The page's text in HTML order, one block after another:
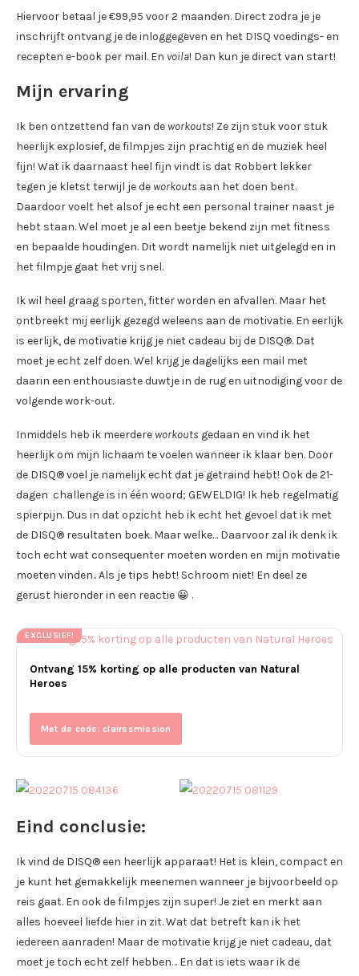
Hiervoor betaal je €99,95 voor 2 maanden. Direct zodra je je
inschrijft ontvang je de inloggegeven en het DISQ voedings- en
recepten e-book per mail. En voila! Dan kun je direct van start!
Mijn ervaring
Ik ben ontzettend fan van de workouts! Ze zijn stuk voor stuk
heerlijk explosief, de filmpjes zijn prachtig en de muziek heel
fijn! Wat ik daarnaast heel fijn vindt is dat Robbert lekker
tegen je kletst terwijl je de workouts aan het doen bent.
Daardoor voelt het alsof je echt een personal trainer naast je
hebt staan. Wel moet je al een beetje bekend zijn met fitness
en bepaalde houdingen. Dit wordt namelijk niet uitgelegd en in
het filmpje gaat het vrij snel.
Ik wil heel graag sporten, fitter worden en afvallen. Maar het
ontbreekt mij eerlijk gezegd weleens aan de motivatie. En eerlijk
is eerlijk, de motivatie krijg je niet cadeau bij de DISQ®. Dat
moet je echt zelf doen. Wel krijg je dagelijks een mail met
daarin een enthousiaste duwtje in de rug en uitnodiging voor de
volgende work-out.
Inmiddels heb ik meerdere workouts gedaan en vind ik het
heerlijk om mijn lichaam te voelen wanneer ik klaar ben. Door
de DISQ® voel je namelijk echt dat je getraind hebt! Ook de 21-
dagen challenge is in één woord; GEWELDIG! Ik heb regelmatig
spierpijn. Dus in dat opzicht heb ik echt het gevoel dat ik met
de DISQ® resultaten boek. Maar welke… Daarvoor zal ik denk ik
toch echt wat consequenter moeten worden en mijn motivatie
moeten vinden.. Als je tips hebt! Schroom niet! En deel ze
gerust hieronder in een reactie 😀 .
EXCLUSIEF!
Ontvang 15% korting op alle producten van Natural
Heroes
Met de code: clairesmission
Eind conclusie:
Ik vind de DISQ® een heerlijk apparaat! Het is klein, compact en
je kunt het gemakkelijk meenemen wanneer je bijvoorbeeld op
reis gaat. En ook de filmpjes zijn super! Je ziet en merkt aan
alles hoeveel liefde hier in zit. Wat dat betreft kan ik het
iedereen aanraden! Maar de motivatie krijg je niet cadeau, dat
moet je toch echt zelf hebben… En dat is iets waar ik de